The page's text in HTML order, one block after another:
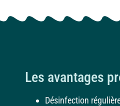
Les avantages
Désinfection